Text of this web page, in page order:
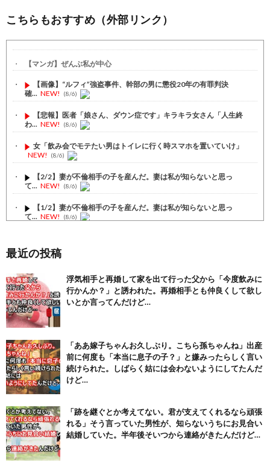
こちらもおすすめ（外部リンク）
【マンガ】ぜんぶ私が中心
【画像】“ルフィ”強盗事件、幹部の男に懲役20年の有罪判決
確... NEW! (8/6)
【悲報】医者「娘さん、ダウン症です」キラキラ女さん「人生終
わ... NEW! (8/6)
女「飲み会でモテたい男はトイレに行く時スマホを置いていけ」
NEW!
(8/6)
【2/2】妻が不倫相手の子を産んだ。妻は私が知らないと思っ
て... NEW! (8/6)
【1/2】妻が不倫相手の子を産んだ。妻は私が知らないと思っ
て... NEW! (8/6)
い...
NEW!
舌を絡ませて、唾液交換して── ちゅっちゅしながらの濃厚エッ...
(7/30)
【パリピ孔明】アニオリ場面も高評価「パリピ」続編への期待が高...
【画像】テイルズで一番マ〇コ舐めまわしたい女の子ｗｗｗｗｗ
(6/22)
Powered by livedoor 相互RSS
最近の投稿
浮気相手と再婚して家を出て行った父から「今度飲みに
行かんか？」と誘われた。再婚相手とも仲良くして欲し
いとか言ってんだけど…
「ああ嫁子ちゃんお久しぶり。こちら孫ちゃんね」出産
前に何度も「本当に息子の子？」と嫌みったらしく言い
続けられた。しばらく姑には会わないようにしてたんだ
けど…
「跡を継ぐとか考えてない。君が支えてくれるなら頑張
れる」そう言っていた男性が、知らないうちにお見合い
結婚していた。半年後そいつから連絡がきたんだけど…